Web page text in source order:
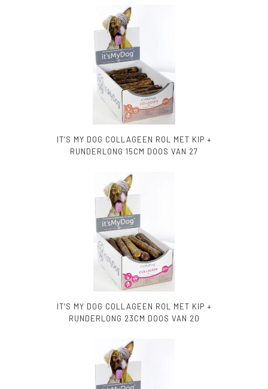
IT’S MY DOG COLLAGEEN ROL MET KIP +
RUNDERLONG 15CM DOOS VAN 27
IT’S MY DOG COLLAGEEN ROL MET KIP +
RUNDERLONG 23CM DOOS VAN 20